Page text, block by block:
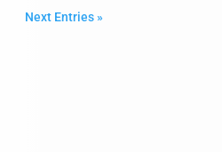
Next Entries »